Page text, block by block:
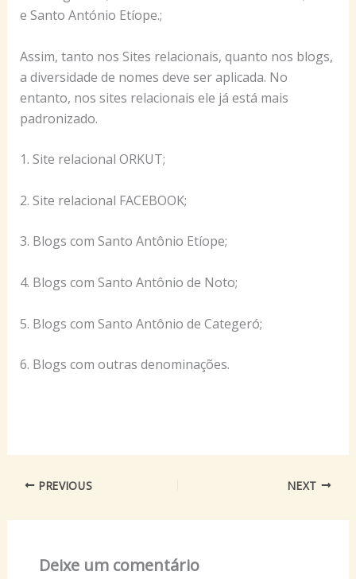
e Santo António Etíope.;
Assim, tanto nos Sites relacionais, quanto nos blogs,
a diversidade de nomes deve ser aplicada. No
entanto, nos sites relacionais ele já está mais
padronizado.
1. Site relacional ORKUT;
2. Site relacional FACEBOOK;
3. Blogs com Santo Antônio Etíope;
4. Blogs com Santo Antônio de Noto;
5. Blogs com Santo Antônio de Categeró;
6. Blogs com outras denominações.
PREVIOUS NEXT
Deixe um comentário